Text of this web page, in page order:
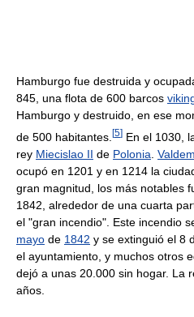
Hamburgo fue destruida y
845, una flota de 600 barcos
Hamburgo y destruido, en ese
de 500 habitantes. [5] En el 1030,
rey Miecislao II de Polonia
ocupó en 1201 y en 1214 la
gran magnitud, los más notables
1842, alrededor de una cuarta
el "gran incendio". Este incendio
mayo de 1842 y se extinguió el 8
el ayuntamiento, y muchos otros
dejó a unas 20.000 sin hogar. La
años.